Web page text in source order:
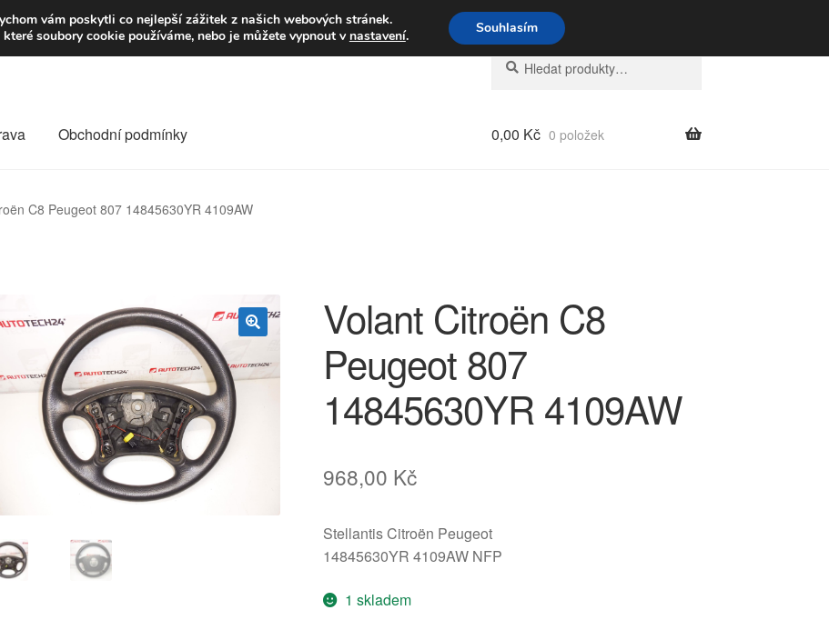
Kč Volejte po-pá 9-16 704 494 494
Hledat:
Hledat
Obchodní podmínky 0,00 Kč 0 položek
C8 Peugeot 807 14845630YR 4109AW
Volant Citroën C8
Peugeot 807
14845630YR 4109AW
968,00 Kč
Stellantis Citroën Peugeot
14845630YR 4109AW NFP
1 skladem
vám poskytli co nejlepší zážitek z našich webových stránek.
soubory cookie používáme, nebo je můžete vypnout v nastavení. Souhlasím